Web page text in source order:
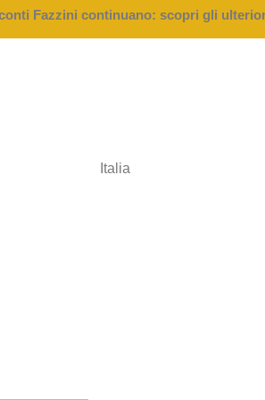
Fazzini continuano: scopri gli
Italia